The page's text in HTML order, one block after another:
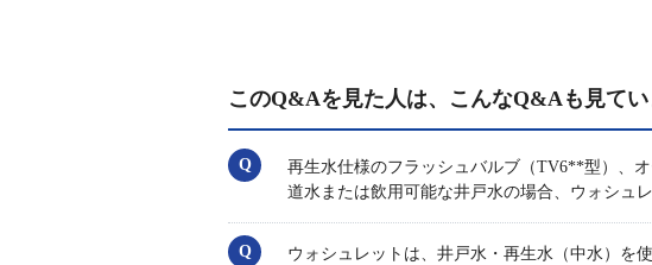
このQ&Aを見た人は、こんなQ&Aも見て
再生水仕様のフラッシュバルブ（TV6**型）、
道水または飲用可能な井戸水の場合、ウォシュ
ウォシュレットは、井戸水・再生水（中水）を